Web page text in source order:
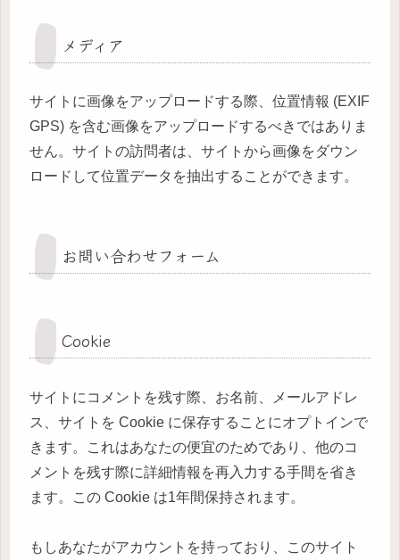
メディア
サイトに画像をアップロードする際、位置情報 (EXIF
GPS) を含む画像をアップロードするべきではありま
せん。サイトの訪問者は、サイトから画像をダウン
ロードして位置データを抽出することができます。
お問い合わせフォーム
Cookie
サイトにコメントを残す際、お名前、メールアドレ
ス、サイトを Cookie に保存することにオプトインで
きます。これはあなたの便宜のためであり、他のコ
メントを残す際に詳細情報を再入力する手間を省き
ます。この Cookie は1年間保持されます。
もしあなたがアカウントを持っており、このサイト